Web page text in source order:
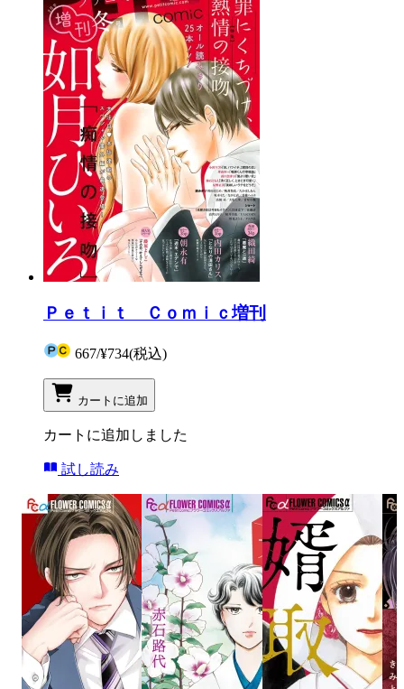
Ｐｅｔｉｔ Ｃｏｍｉｃ増刊
667/¥734(税込)
カートに追加
カートに追加しました
試し読み